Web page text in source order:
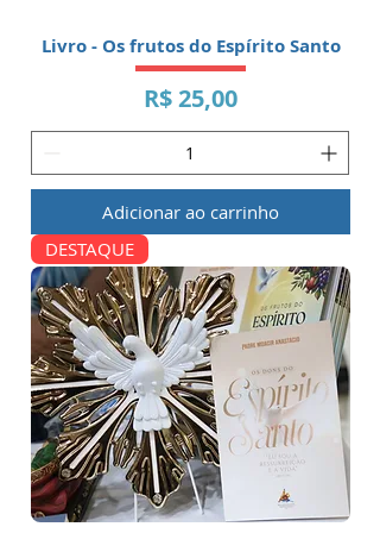
Livro - Os frutos do Espírito Santo
Preço
R$ 25,00
Adicionar ao carrinho
DESTAQUE